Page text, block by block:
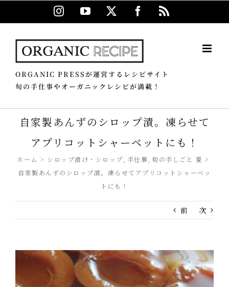
Instagram
YouTube Facebook
ORGANIC PRESSが運営するレシピサイト
旬の手仕事やオーガニックレシピが満載！
自家製あんずのシロップ漬。凍らせて
アプリコットシャーベットにも！
ホーム シロップ漬け・シロップ 手仕事 旬の手しごと 夏
自家製あんずのシロップ漬。凍らせてアプリコットシャーベッ
トにも！
前 次